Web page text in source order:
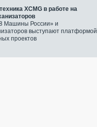
XCMG в работе на
Машины России» и
выступают платформой
проектов